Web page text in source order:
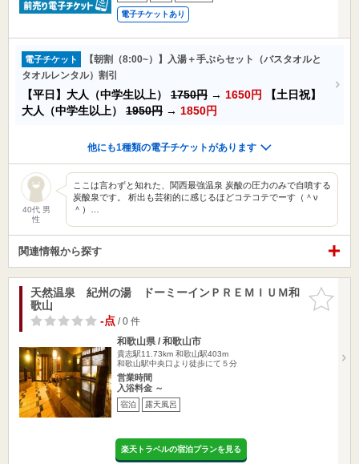
電子チケットあり
電子チケット
【朝割（8:00~）】入湯＋手ぶらセット（バスタオルと
タオルレンタル）割引
【平日】大人（中学生以上） 1750円 → 1650円
【土日祝】
大人（中学生以上） 1950円 → 1850円
他にも1種類の電子チケットがあります
40代 男
性
ここは言わずと知れた、関西最強温泉 炭酸の圧力のみで自噴する
炭酸泉です。 析出も芸術的に感じるほどコテコテでーす（＾ν
＾）…
関連情報から探す
お気に入
りに追加
天然温泉 紀州の湯 ドーミーインＰＲＥＭＩＵＭ和
歌山
-点/ 0 件
和歌山県 / 和歌山市
貴志駅11.73km 和歌山駅403m
和歌山駅中央口より徒歩にて５分
営業時間
入浴料金 ～
宿泊 露天風呂
楽天トラベルの宿泊プランを見る